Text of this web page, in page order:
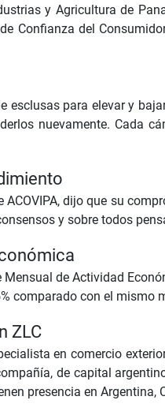
y Agricultura de
Confianza del
esclusas para elevar y
nuevamente. Cada
ACOVIPA, dijo que su
y sobre todos
de Actividad
comparado con el mismo
ZLC
en comercio
de capital
presencia en Argentina,